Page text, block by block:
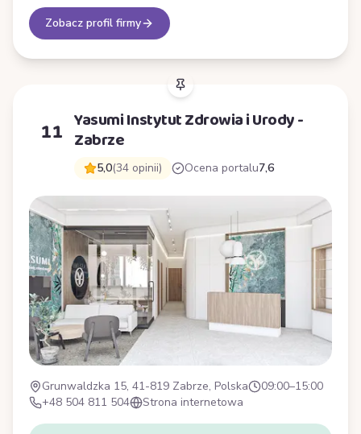
Zobacz profil firmy
11 Yasumi Instytut Zdrowia i Urody -
Zabrze
5,0(34 opinii) Ocena portalu7,6
Grunwaldzka 15, 41-819 Zabrze, Polska
09:00–15:00
+48 504 811 504
Strona internetowa